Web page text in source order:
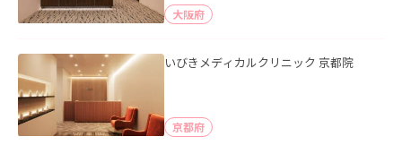
大阪府
いびきメディカルクリニック 京都院
京都府